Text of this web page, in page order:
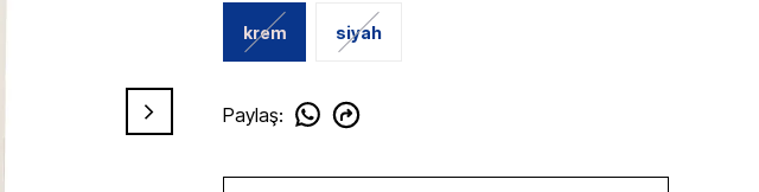
krem siyah
Paylaş: